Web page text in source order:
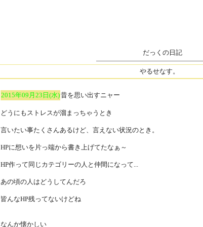
だっくの日記
やるせなす。
2015年09月23日(水)昔を思い出すニャー
どうにもストレスが溜まっちゃうとき
言いたい事たくさんあるけど、言えない状況のとき。
HPに想いを片っ端から書き上げてたなぁ～
HP作って同じカテゴリーの人と仲間になって...
あの頃の人はどうしてんだろ
皆んなHP残ってないけどね
なんか懐かしい